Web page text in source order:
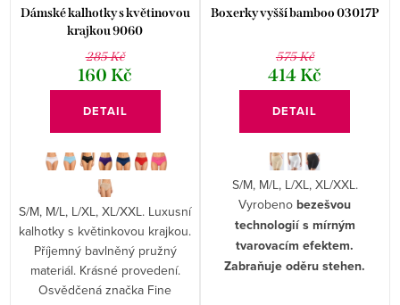
Dámské kalhotky s květinovou
krajkou 9060
285 Kč
160 Kč
DETAIL
S/M, M/L, L/XL, XL/XXL. Luxusní
kalhotky s květinkovou krajkou.
Příjemný bavlněný pružný
materiál. Krásné provedení.
Osvědčená značka Fine
Boxerky vyšší bamboo 03017P
575 Kč
414 Kč
DETAIL
S/M, M/L, L/XL, XL/XXL.
Vyrobeno bezešvou
technologií s mírným
tvarovacím efektem.
Zabraňuje oděru stehen.